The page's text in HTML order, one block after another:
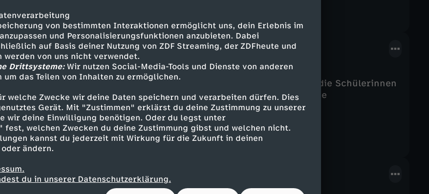
von bestimmten Interaktionen ermöglicht uns, dein Erlebnis im
und Personalisierungsfunktionen anzubieten. Dabei
auf Basis deiner Nutzung von ZDF Streaming, der ZDFheute und
werden von uns nicht verwendet.
Drittsysteme:Wir nutzen Social-Media-Tools und Dienste von anderen
das Teilen von Inhalten zu ermöglichen.
welche Zwecke wir deine Daten speichern und verarbeiten dürfen. Dies
Gerät. Mit "Zustimmen" erklärst du deine Zustimmung zu unserer
wir deine Einwilligung benötigen. Oder du legst unter
welchen Zwecken du deine Zustimmung gibst und welchen nicht.
kannst du jederzeit mit Wirkung für die Zukunft in deinen
ändern.
du in unserer Datenschutzerklärung.
Folge 2
Ohne Handy geht gar nichts!
31 Min.2023 UT 0
Die 9. Klasse einer Hauptschule hält viele Herausforderungen für die Schülerinnen
und Schüler bereit. Zur persönlichen Entwicklung kommen wichtige
Entscheidungen für die berufliche Zukunft.
Folge 3
Jetzt wird's ernst!